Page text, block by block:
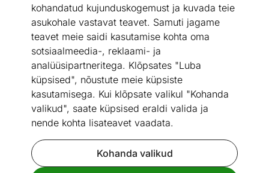
kohandatud kujunduskogemust ja kuvada teie
asukohale vastavat teavet. Samuti jagame
teavet meie saidi kasutamise kohta oma
sotsiaalmeedia-, reklaami- ja
analüüsipartneritega. Klõpsates "Luba
küpsised", nõustute meie küpsiste
kasutamisega. Kui klõpsate valikul "Kohanda
valikud", saate küpsised eraldi valida ja
nende kohta lisateavet vaadata.
Kohanda valikud
Go to slide 10
Go to slide 11
Go to slide